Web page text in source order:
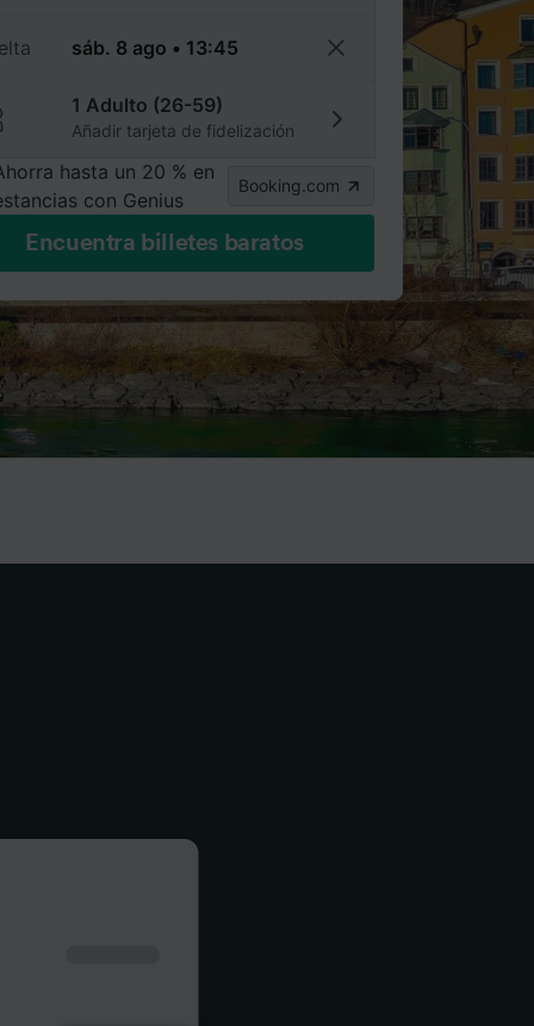
1 Adulto (26-59)
Añadir tarjeta de fidelización
hasta un 20 % en
con Genius
Booking.com
Encuentra billetes baratos